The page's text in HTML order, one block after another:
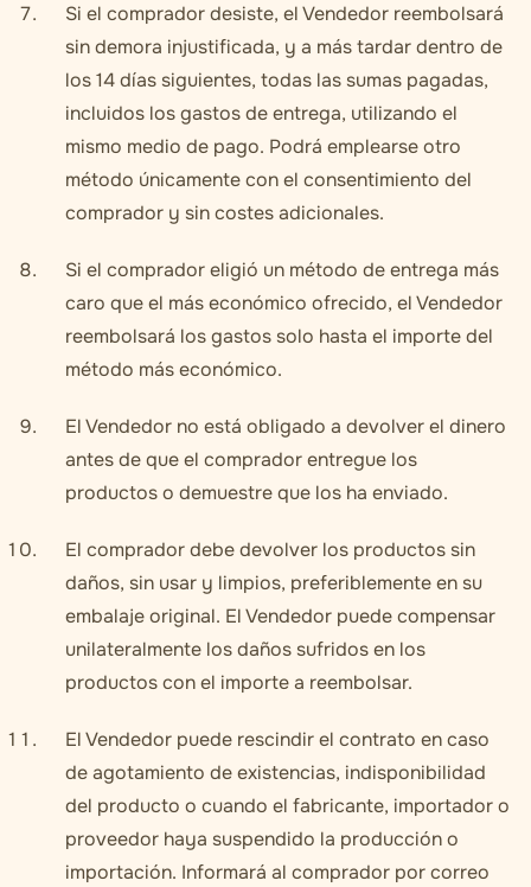
Si el comprador desiste, el Vendedor reembolsará
sin demora injustificada, y a más tardar dentro de
los 14 días siguientes, todas las sumas pagadas,
incluidos los gastos de entrega, utilizando el
mismo medio de pago. Podrá emplearse otro
método únicamente con el consentimiento del
comprador y sin costes adicionales.
Si el comprador eligió un método de entrega más
caro que el más económico ofrecido, el Vendedor
reembolsará los gastos solo hasta el importe del
método más económico.
El Vendedor no está obligado a devolver el dinero
antes de que el comprador entregue los
productos o demuestre que los ha enviado.
El comprador debe devolver los productos sin
daños, sin usar y limpios, preferiblemente en su
embalaje original. El Vendedor puede compensar
unilateralmente los daños sufridos en los
productos con el importe a reembolsar.
El Vendedor puede rescindir el contrato en caso
de agotamiento de existencias, indisponibilidad
del producto o cuando el fabricante, importador o
proveedor haya suspendido la producción o
importación. Informará al comprador por correo